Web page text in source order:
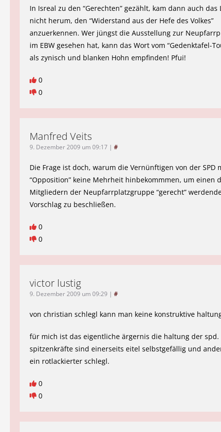
In Isreal zu den “Gerechten” gezählt, kam dann auch das
nicht herum, den “Widerstand aus der Hefe des Volkes”
anzuerkennen. Wer jüngst die Ausstellung zur
im EBW gesehen hat, kann das Wort vom “Gedenktafel-
als zynisch und blanken Hohn empfinden! Pfui!
0
0
Manfred Veits
9. Dezember 2009 um 09:17 | #
Die Frage ist doch, warum die Vernünftigen von der SPD
“Opposition” keine Mehrheit hinbekommmen, um einen
Mitgliedern der Neupfarrplatzgruppe “gerecht”
Vorschlag zu beschließen.
0
0
victor lustig
9. Dezember 2009 um 09:29 | #
von christian schlegl kann man keine konstruktive
für mich ist das eigentliche ärgernis die haltung der
spitzenkräfte sind einerseits eitel selbstgefällig und
ein rotlackierter schlegl.
0
0